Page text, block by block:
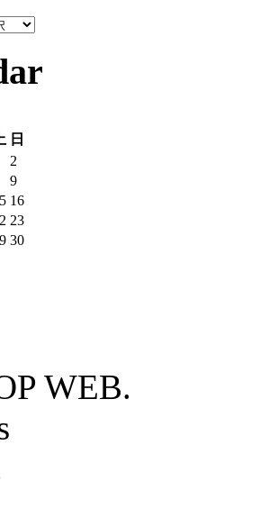
日
2
9
16
23
30
Dealer